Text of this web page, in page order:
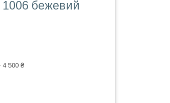
бежевий
4 500 ₴